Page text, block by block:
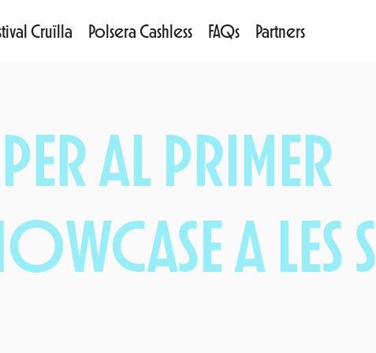
Cruïlla Polsera Cashless FAQs Partners
AL PRIMER
A LES